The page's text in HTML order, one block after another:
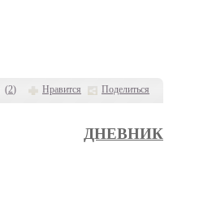
(2) Нравится Поделиться
ДНЕВНИК